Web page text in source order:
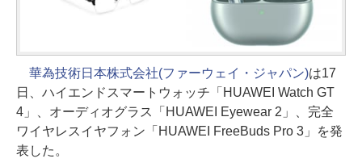
華為技術日本株式会社(ファーウェイ・ジャパン)は17
日、ハイエンドスマートウォッチ「HUAWEI Watch GT
4」、オーディオグラス「HUAWEI Eyewear 2」、完全
ワイヤレスイヤフォン「HUAWEI FreeBuds Pro 3」を発
表した。